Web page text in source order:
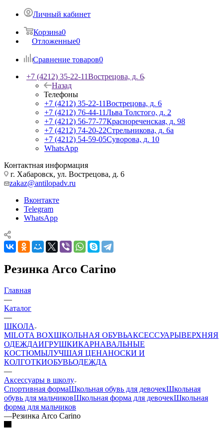
Личный кабинет
Корзина0
Отложенные0
Сравнение товаров0
+7 (4212) 35-22-11Вострецова, д. 6
Назад
Телефоны
+7 (4212) 35-22-11Вострецова, д. 6
+7 (4212) 76-44-11Льва Толстого, д. 2
+7 (4212) 56-77-77Краснореченская, д. 98
+7 (4212) 74-20-22Стрельникова, д. 6а
+7 (4212) 54-59-05Суворова, д. 10
WhatsApp
Контактная информация
г. Хабаровск, ул. Вострецова, д. 6
zakaz@antilopadv.ru
Вконтакте
Telegram
WhatsApp
Резинка Arco Carino
Главная
—
Каталог
—
ШКОЛА
MILOTA BOXШКОЛЬНАЯ ОБУВЬАКСЕССУАРЫВЕРХНЯЯ
ОДЕЖДАИГРУШКИКАРНАВАЛЬНЫЕ
КОСТЮМЫЛУЧШАЯ ЦЕНАНОСКИ И
КОЛГОТКИОБУВЬОДЕЖДА
—
Аксессуары в школу
Спортивная формаШкольная обувь для девочекШкольная
обувь для мальчиковШкольная форма для девочекШкольная
форма для мальчиков
—Резинка Arco Carino